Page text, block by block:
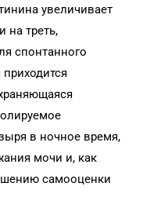
увеличивает
на треть,
спонтанного
в ночное время,
мочи и, как
самооценки